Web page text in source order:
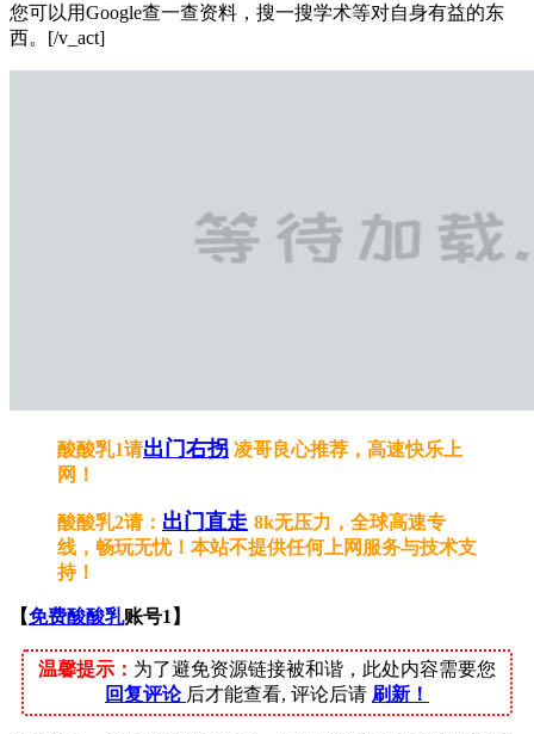
您可以用Google查一查资料，搜一搜学术等对自身有益的东
西。[/v_act]
酸酸乳1请出门右拐 凌哥良心推荐，高速快乐 上
网！
酸酸乳2请： 出门直走 8k无压力，全球高速专
线，畅玩无忧！ 本站不提供任何上网服务与技术支
持！
【免费酸酸乳账号1】
温馨提示： 为了避免资源链接被和谐，此处内容需要您
回复评论 后才能查看, 评论后请 刷新！